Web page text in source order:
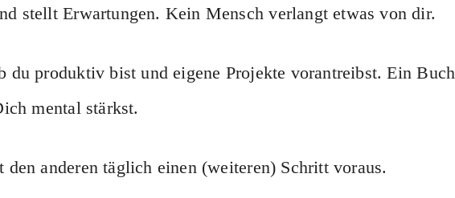
stellt Erwartungen. Kein Mensch verlangt etwas von dir.
du produktiv bist und eigene Projekte vorantreibst. Ein Buch
mental stärkst.
den anderen täglich einen (weiteren) Schritt voraus.